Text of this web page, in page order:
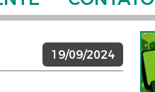
19/09/2024